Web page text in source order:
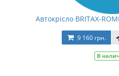
Автокрісло BRITAX-
9 160 грн.
В